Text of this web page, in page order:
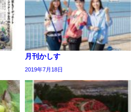
月刊かしす
2019年7月18日